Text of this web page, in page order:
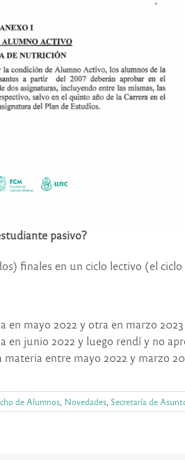
pasivo?
finales en un ciclo lectivo (el
en mayo 2022 y otra en marzo
en junio 2022 y luego rendí y no
materia entre mayo 2022 y marzo
de Alumnos Novedades Secretaría de